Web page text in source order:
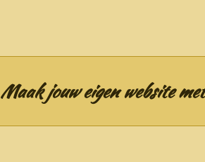
Maak jouw eigen website met